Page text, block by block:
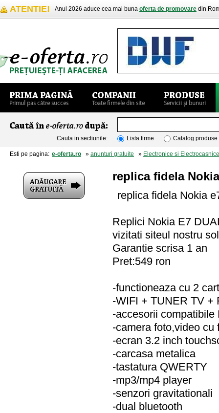
ATENTIE! Anul 2026 aduce cea mai buna oferta de promovare din
Cauta in sectiunile: Lista firme Catalog produse
Esti pe pagina: e-oferta.ro » anunturi gratuite » Electronice si Electrocasnice
replica fidela
replica fidela Nokia
Replici Nokia E7
vizitati siteul nostru
Garantie scrisa 1 an
Pret:549 ron
-functioneaza cu 2
-WIFI + TUNER TV +
-accesorii compatibile
-camera foto,video cu
-ecran 3.2 inch
-carcasa metalica
-tastatura QWERTY
-mp3/mp4 player
-senzori gravitationali
-dual bluetooth